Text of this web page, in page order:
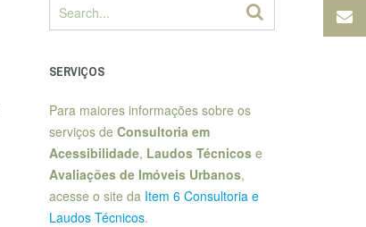
SERVIÇOS
Para maiores informações sobre os
serviços de Consultoria em
Acessibilidade, Laudos Técnicose
Avaliações de Imóveis Urbanos,
acesse o site da Item 6 Consultoria e
Laudos Técnicos.